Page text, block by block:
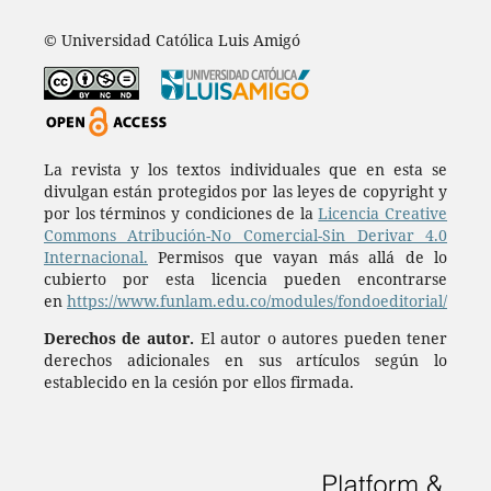
© Universidad Católica Luis Amigó
La revista y los textos individuales que en esta se
divulgan están protegidos por las leyes de copyright y
por los términos y condiciones de laLicencia Creative
Commons Atribución-No Comercial-Sin Derivar 4.0
Internacional. Permisos que vayan más allá de lo
cubierto por esta licencia pueden encontrarse
en https://www.funlam.edu.co/modules/fondoeditorial/
Derechos de autor. El autor o autores pueden tener
derechos adicionales en sus artículos según lo
establecido en la cesión por ellos firmada.